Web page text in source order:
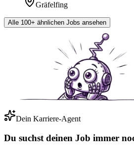
Gräfelfing
Alle 100+ ähnlichen Jobs ansehen
Dein Karriere-Agent
Du suchst deinen Job immer